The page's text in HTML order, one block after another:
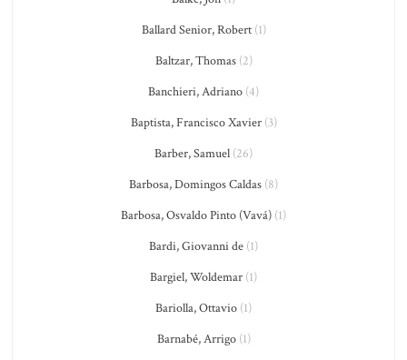
Ballard Senior, Robert(1)
Baltzar, Thomas(2)
Banchieri, Adriano (4)
Baptista, Francisco Xavier(3)
Barber, Samuel (26)
Barbosa, Domingos Caldas (8)
Barbosa, Osvaldo Pinto (Vavá) (1)
Bardi, Giovanni de (1)
Bargiel, Woldemar (1)
Bariolla, Ottavio (1)
Barnabé, Arrigo(1)